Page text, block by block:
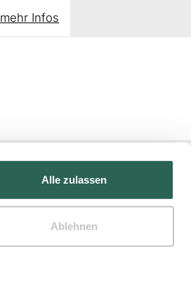
Alle zulassen
Ablehnen
mehr Infos